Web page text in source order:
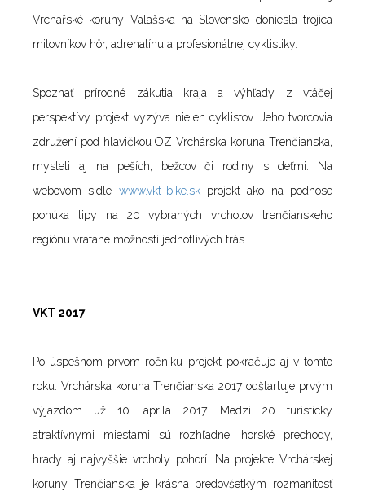
Vrchařské koruny Valašska na Slovensko doniesla trojica
milovníkov hôr, adrenalínu a profesionálnej cyklistiky.
Spoznať prírodné zákutia kraja a výhľady z vtáčej
perspektívy projekt vyzýva nielen cyklistov. Jeho tvorcovia
združení pod hlavičkou OZ Vrchárska koruna Trenčianska,
mysleli aj na peších, bežcov či rodiny s deťmi. Na
webovom sídle www.vkt-bike.skprojekt ako na podnose
ponúka tipy na 20 vybraných vrcholov trenčianskeho
regiónu vrátane možností jednotlivých trás.
VKT 2017
Po úspešnom prvom ročníku projekt pokračuje aj v tomto
roku. Vrchárska koruna Trenčianska 2017 odštartuje prvým
výjazdom už 10. apríla 2017. Medzi 20 turisticky
atraktívnymi miestami sú rozhľadne, horské prechody,
hrady aj najvyššie vrcholy pohorí. Na projekte Vrchárskej
koruny Trenčianska je krásna predovšetkým rozmanitosť